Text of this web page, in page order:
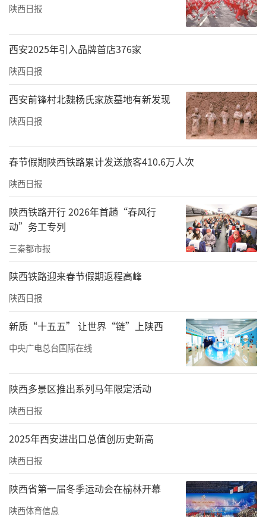
陕西日报
西安2025年引入品牌首店376家
陕西日报
西安前锋村北魏杨氏家族墓地有新发现
陕西日报
春节假期陕西铁路累计发送旅客410.6万人次
陕西日报
陕西铁路开行 2026年首趟“春风行
动”务工专列
三秦都市报
陕西铁路迎来春节假期返程高峰
陕西日报
新质“十五五” 让世界“链”上陕西
中央广电总台国际在线
陕西多景区推出系列马年限定活动
陕西日报
2025年西安进出口总值创历史新高
陕西日报
陕西省第一届冬季运动会在榆林开幕
陕西体育信息